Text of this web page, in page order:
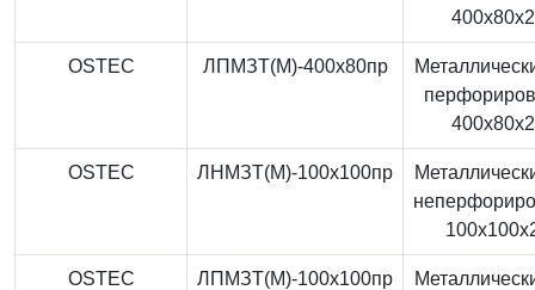
OSTEC ЛПМЗТ(М)-400x80пр
OSTEC ЛНМЗТ(М)-100x100пр
OSTEC ЛПМЗТ(М)-100x100пр